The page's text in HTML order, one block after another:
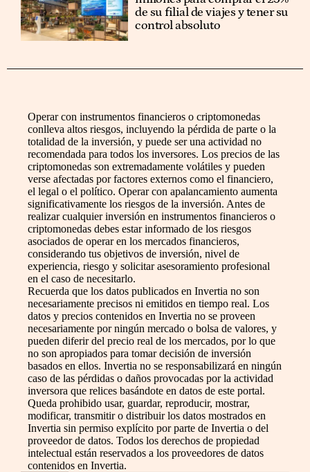
de su filial de viajes y tener su
control absoluto
Operar con instrumentos financieros o criptomonedas
conlleva altos riesgos, incluyendo la pérdida de parte o la
totalidad de la inversión, y puede ser una actividad no
recomendada para todos los inversores. Los precios de las
criptomonedas son extremadamente volátiles y pueden
verse afectadas por factores externos como el financiero,
el legal o el político. Operar con apalancamiento aumenta
significativamente los riesgos de la inversión. Antes de
realizar cualquier inversión en instrumentos financieros o
criptomonedas debes estar informado de los riesgos
asociados de operar en los mercados financieros,
considerando tus objetivos de inversión, nivel de
experiencia, riesgo y solicitar asesoramiento profesional
en el caso de necesitarlo.
Recuerda que los datos publicados en Invertia no son
necesariamente precisos ni emitidos en tiempo real. Los
datos y precios contenidos en Invertia no se proveen
necesariamente por ningún mercado o bolsa de valores, y
pueden diferir del precio real de los mercados, por lo que
no son apropiados para tomar decisión de inversión
basados en ellos. Invertia no se responsabilizará en ningún
caso de las pérdidas o daños provocadas por la actividad
inversora que relices basándote en datos de este portal.
Queda prohibido usar, guardar, reproducir, mostrar,
modificar, transmitir o distribuir los datos mostrados en
Invertia sin permiso explícito por parte de Invertia o del
proveedor de datos. Todos los derechos de propiedad
intelectual están reservados a los proveedores de datos
contenidos en Invertia.